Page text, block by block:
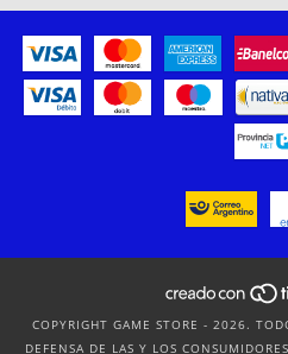
COPYRIGHT GAME STORE - 2026.
DEFENSA DE LAS Y LOS